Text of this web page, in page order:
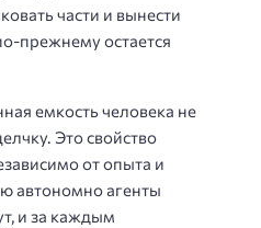
части и вынести
прежнему остается
емкость человека не
Это свойство
от опыта и
автономно агенты
и за каждым